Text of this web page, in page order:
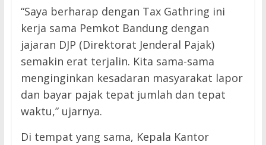
“Saya berharap dengan Tax Gathring ini
kerja sama Pemkot Bandung dengan
jajaran DJP (Direktorat Jenderal Pajak)
semakin erat terjalin. Kita sama-sama
menginginkan kesadaran masyarakat lapor
dan bayar pajak tepat jumlah dan tepat
waktu,” ujarnya.
Di tempat yang sama, Kepala Kantor